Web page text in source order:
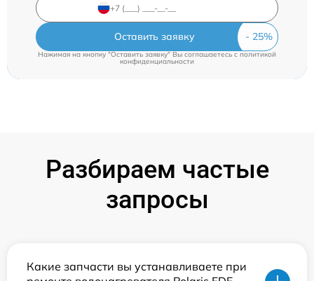
Оставить заявку
Нажимая на кнопку "Оставить заявку" Вы соглашаетесь cполитикой
конфиденциальности
Разбираем частые
запросы
Какие запчасти вы устанавливаете при